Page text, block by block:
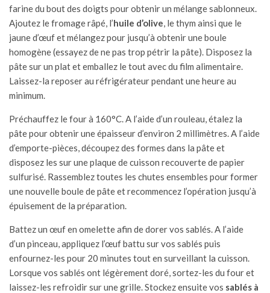
farine du bout des doigts pour obtenir un mélange sablonneux.
Ajoutez le fromage râpé, l’huile d’olive, le thym ainsi que le
jaune d’œuf et mélangez pour jusqu’à obtenir une boule
homogène (essayez de ne pas trop pétrir la pâte). Disposez la
pâte sur un plat et emballez le tout avec du film alimentaire.
Laissez-la reposer au réfrigérateur pendant une heure au
minimum.
Préchauffez le four à 160°C. A l’aide d’un rouleau, étalez la
pâte pour obtenir une épaisseur d’environ 2 millimètres. A l’aide
d’emporte-pièces, découpez des formes dans la pâte et
disposez les sur une plaque de cuisson recouverte de papier
sulfurisé. Rassemblez toutes les chutes ensembles pour former
une nouvelle boule de pâte et recommencez l’opération jusqu’à
épuisement de la préparation.
Battez un œuf en omelette afin de dorer vos sablés. A l’aide
d’un pinceau, appliquez l’œuf battu sur vos sablés puis
enfournez-les pour 20 minutes tout en surveillant la cuisson.
Lorsque vos sablés ont légèrement doré, sortez-les du four et
laissez-les refroidir sur une grille. Stockez ensuite vos sablés à